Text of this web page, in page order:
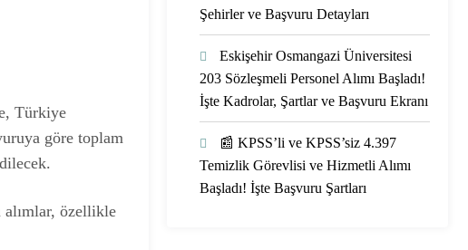
Türkiye
göre toplam
alımlar, özellikle
Şehirler ve Başvuru Detayları
Eskişehir Osmangazi Üniversitesi
203 Sözleşmeli Personel Alımı Başladı!
İşte Kadrolar, Şartlar ve Başvuru Ekranı
📰 KPSS’li ve KPSS’siz 4.397
Temizlik Görevlisi ve Hizmetli Alımı
Başladı! İşte Başvuru Şartları